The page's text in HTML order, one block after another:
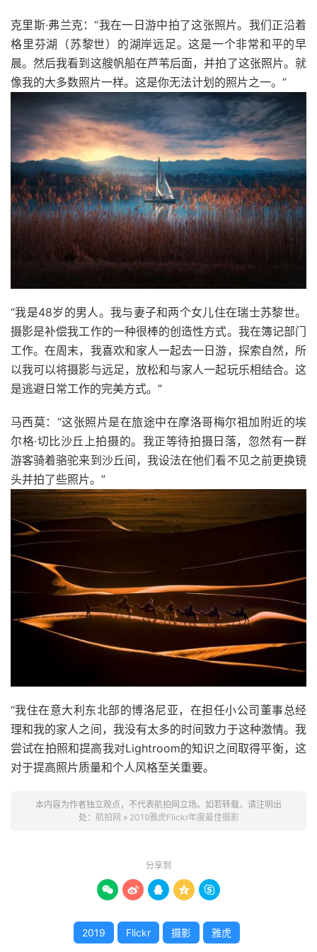
克里斯·弗兰克：“我在一日游中拍了这张照片。我们正沿着
格里芬湖（苏黎世）的湖岸远足。这是一个非常和平的早
晨。然后我看到这艘帆船在芦苇后面，并拍了这张照片。就
像我的大多数照片一样。这是你无法计划的照片之一。”
“我是48岁的男人。我与妻子和两个女儿住在瑞士苏黎世。
摄影是补偿我工作的一种很棒的创造性方式。我在簿记部门
工作。在周末，我喜欢和家人一起去一日游，探索自然，所
以我可以将摄影与远足，放松和与家人一起玩乐相结合。这
是逃避日常工作的完美方式。”
马西莫：“这张照片是在旅途中在摩洛哥梅尔祖加附近的埃
尔格·切比沙丘上拍摄的。我正等待拍摄日落，忽然有一群
游客骑着骆驼来到沙丘间，我设法在他们看不见之前更换镜
头并拍了些照片。”
“我住在意大利东北部的博洛尼亚，在担任小公司董事总经
理和我的家人之间，我没有太多的时间致力于这种激情。我
尝试在拍照和提高我对Lightroom的知识之间取得平衡，这
对于提高照片质量和个人风格至关重要。
本内容为作者独立观点，不代表航拍网立场。如若转载，请注明出
处： 航拍网 » 2019雅虎Flickr年度最佳摄影
分享到
    
2019 Flickr 摄影 雅虎